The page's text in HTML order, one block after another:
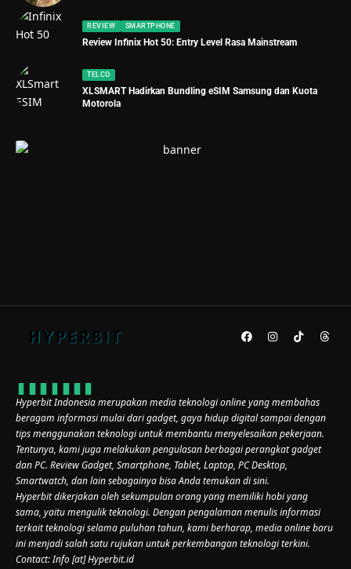
REVIEW SMARTPHONE
Review Infinix Hot 50: Entry Level Rasa Mainstream
TELCO
XLSMART Hadirkan Bundling eSIM Samsung dan Kuota
Motorola
Hyperbit Indonesia merupakan media teknologi online yang membahas
beragam informasi mulai dari gadget, gaya hidup digital sampai dengan
tips menggunakan teknologi untuk membantu menyelesaikan pekerjaan.
Tentunya, kami juga melakukan pengulasan berbagai perangkat gadget
dan PC. Review Gadget, Smartphone, Tablet, Laptop, PC Desktop,
Smartwatch, dan lain sebagainya bisa Anda temukan di sini.
Hyperbit dikerjakan oleh sekumpulan orang yang memiliki hobi yang
sama, yaitu mengulik teknologi. Dengan pengalaman menulis informasi
terkait teknologi selama puluhan tahun, kami berharap, media online baru
ini menjadi salah satu rujukan untuk perkembangan teknologi terkini.
Contact: Info [at] Hyperbit.id